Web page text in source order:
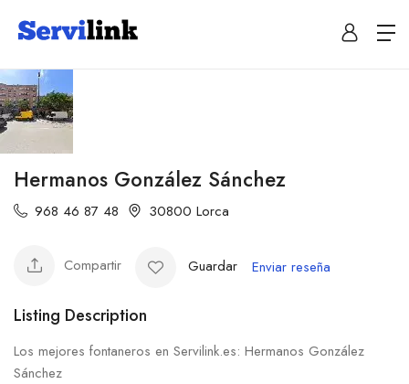
Hermanos González Sánchez
968 46 87 48 30800 Lorca
Compartir Guardar Enviar reseña
Listing Description
Los mejores fontaneros en Servilink.es: Hermanos González
Sánchez